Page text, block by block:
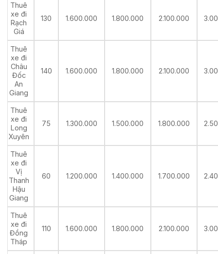
Thuê
xe đi
Rạch
Giá
130 1.600.000 1.800.000 2.100.000
Thuê
xe đi
Châu
Đốc
An
Giang
140 1.600.000 1.800.000 2.100.000
Thuê
xe đi
Long
Xuyên
75 1.300.000 1.500.000 1.800.000
Thuê
xe đi
Vị
Thanh
Hậu
Giang
60 1.200.000 1.400.000 1.700.000
Thuê
xe đi
Đồng
Tháp
110 1.600.000 1.800.000 2.100.000